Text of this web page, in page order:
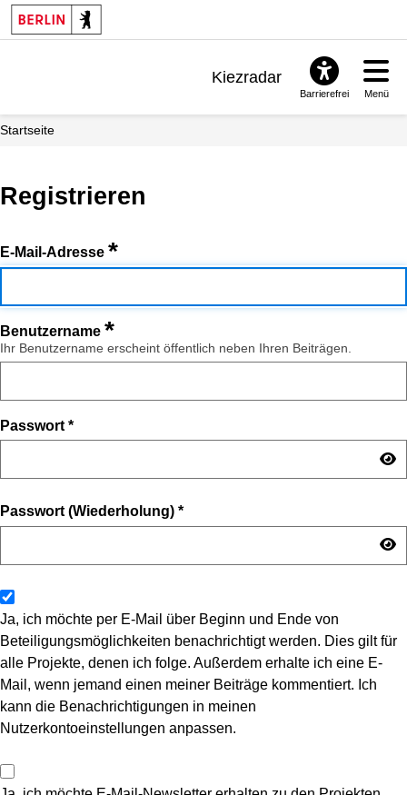
Kiezradar
Barrierefrei Menü
Startseite
Registrieren
E-Mail-Adresse *
Benutzername *
Ihr Benutzername erscheint öffentlich neben Ihren Beiträgen.
Passwort *
Passwort (Wiederholung) *
Ja, ich möchte per E-Mail über Beginn und Ende von
Beteiligungsmöglichkeiten benachrichtigt werden. Dies gilt für
alle Projekte, denen ich folge. Außerdem erhalte ich eine E-
Mail, wenn jemand einen meiner Beiträge kommentiert. Ich
kann die Benachrichtigungen in meinen
Nutzerkontoeinstellungen anpassen.